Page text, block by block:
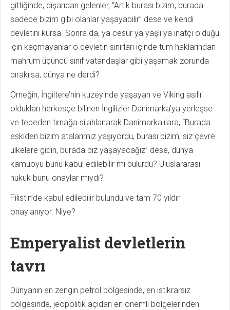
gittiğinde, dışarıdan gelenler, “Artık burası bizim, burada
sadece bizim gibi olanlar yaşayabilir” dese ve kendi
devletini kursa. Sonra da, ya cesur ya yaşlı ya inatçı olduğu
için kaçmayanlar o devletin sınırları içinde tüm haklarından
mahrum üçüncü sınıf vatandaşlar gibi yaşamak zorunda
bırakılsa, dünya ne derdi?
Örneğin, İngiltere’nin kuzeyinde yaşayan ve Viking asıllı
oldukları herkesçe bilinen İngilizler Danimarka’ya yerleşse
ve tepeden tırnağa silahlanarak Danimarkalılara, “Burada
eskiden bizim atalarımız yaşıyordu, burası bizim, siz çevre
ülkelere gidin, burada biz yaşayacağız” dese, dünya
kamuoyu bunu kabul edilebilir mi bulurdu? Uluslararası
hukuk bunu onaylar mıydı?
Filistin’de kabul edilebilir bulundu ve tam 70 yıldır
onaylanıyor. Niye?
Emperyalist devletlerin
tavrı
Dünyanın en zengin petrol bölgesinde, en istikrarsız
bölgesinde, jeopolitik açıdan en önemli bölgelerinden